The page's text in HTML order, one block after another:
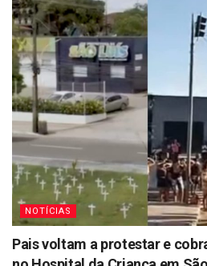
NOTÍCIAS
Pais voltam a protestar e